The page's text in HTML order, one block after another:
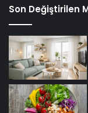
Son Değiştirilen